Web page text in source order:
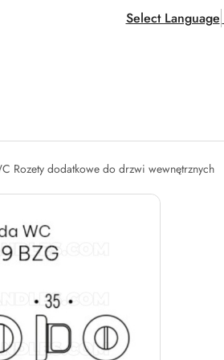
Select Language
Rozety dodatkowe do drzwi wewnętrznych